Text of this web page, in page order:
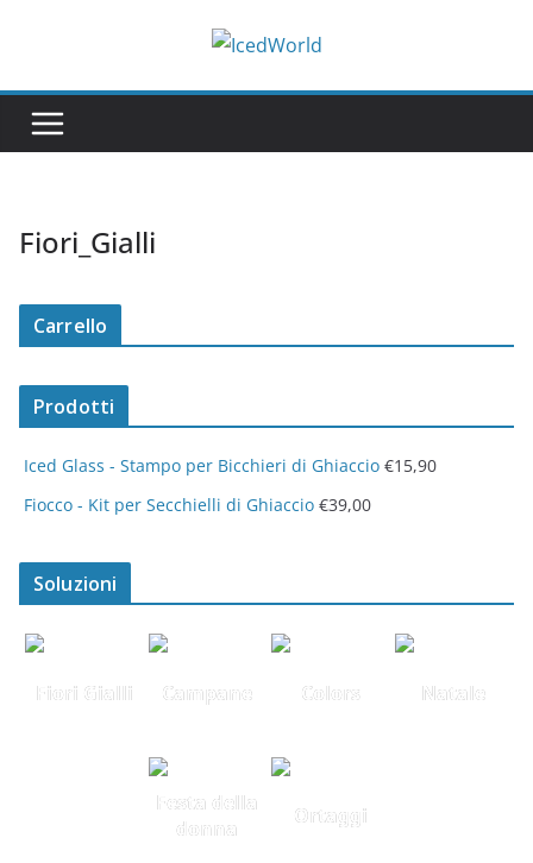
Fiori_Gialli
Carrello
Prodotti
Iced Glass - Stampo per Bicchieri di Ghiaccio €15,90
Fiocco - Kit per Secchielli di Ghiaccio €39,00
Soluzioni
Fiori Gialli Campane Colors Natale
Festa della
donna
Ortaggi